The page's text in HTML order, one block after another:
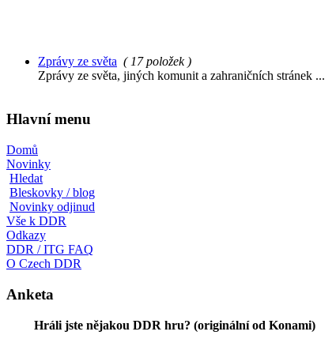
Zprávy ze světa ( 17 položek )
Zprávy ze světa, jiných komunit a zahraničních stránek ...
Hlavní menu
Domů
Novinky
Hledat
Bleskovky / blog
Novinky odjinud
Vše k DDR
Odkazy
DDR / ITG FAQ
O Czech DDR
Anketa
Hráli jste nějakou DDR hru? (originální od Konami)